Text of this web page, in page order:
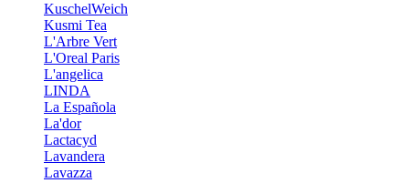
KuschelWeich
Kusmi Tea
L'Arbre Vert
L'Oreal Paris
L'angelica
LINDA
La Española
La'dor
Lactacyd
Lavandera
Lavazza